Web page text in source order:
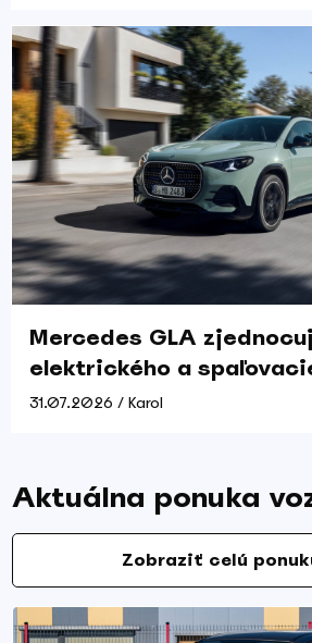
Mercedes GLA
elektrického a
31.07.2026 / Karol
Aktuálna ponuka
Zobraziť celú